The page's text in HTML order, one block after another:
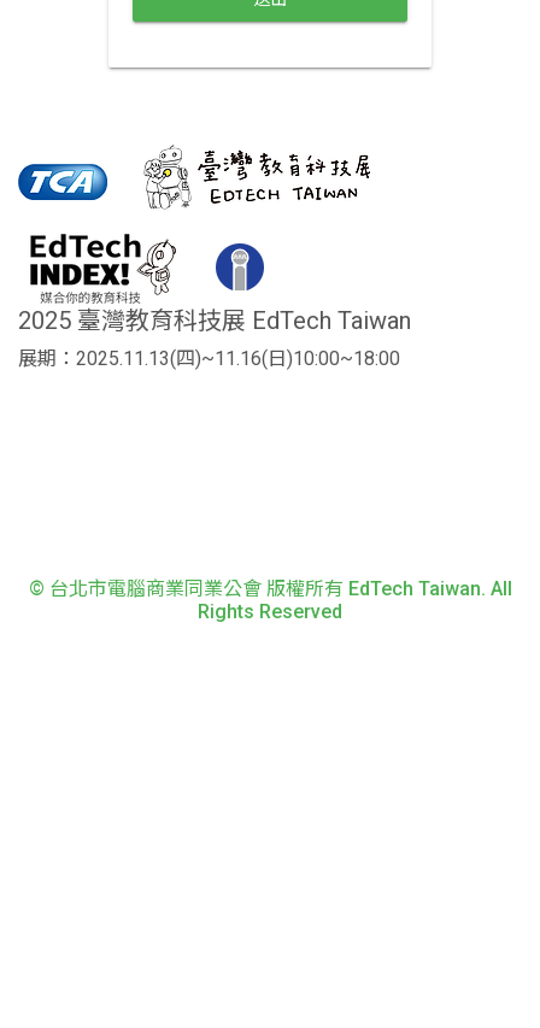
2025 臺灣教育科技展 EdTech Taiwan
展期：2025.11.13(四)~11.16(日)10:00~18:00
© 台北市電腦商業同業公會 版權所有 EdTech Taiwan. All
Rights Reserved